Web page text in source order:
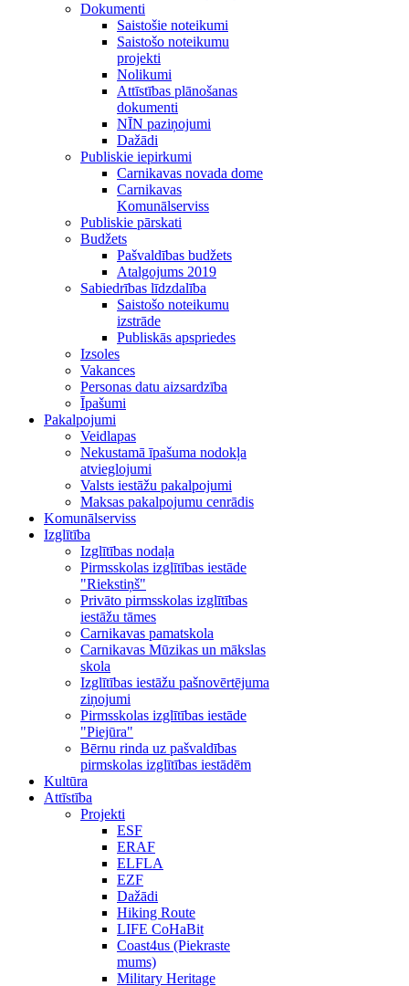
Dokumenti
Saistošie noteikumi
Saistošo noteikumu
projekti
Nolikumi
Attīstības plānošanas
dokumenti
NĪN paziņojumi
Dažādi
Publiskie iepirkumi
Carnikavas novada dome
Carnikavas
Komunālserviss
Publiskie pārskati
Budžets
Pašvaldības budžets
Atalgojums 2019
Sabiedrības līdzdalība
Saistošo noteikumu
izstrāde
Publiskās apspriedes
Izsoles
Vakances
Personas datu aizsardzība
Īpašumi
Pakalpojumi
Veidlapas
Nekustamā īpašuma nodokļa
atvieglojumi
Valsts iestāžu pakalpojumi
Maksas pakalpojumu cenrādis
Komunālserviss
Izglītība
Izglītības nodaļa
Pirmsskolas izglītības iestāde
"Riekstiņš"
Privāto pirmsskolas izglītības
iestāžu tāmes
Carnikavas pamatskola
Carnikavas Mūzikas un mākslas
skola
Izglītības iestāžu pašnovērtējuma
ziņojumi
Pirmsskolas izglītības iestāde
"Piejūra"
Bērnu rinda uz pašvaldības
pirmskolas izglītības iestādēm
Kultūra
Attīstība
Projekti
ESF
ERAF
ELFLA
EZF
Dažādi
Hiking Route
LIFE CoHaBit
Coast4us (Piekraste
mums)
Military Heritage